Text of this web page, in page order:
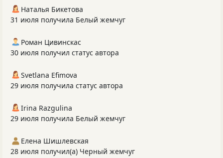
Наталья Бикетова
31 июля получила Белый жемчуг
Роман Цивинскас
30 июля получил статус автора
Svetlana Efimova
29 июля получила статус автора
Irina Razgulina
29 июля получила Белый жемчуг
Елена Шишлевская
28 июля получил(а) Черный жемчуг